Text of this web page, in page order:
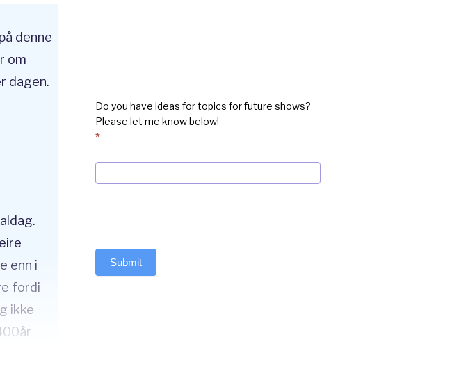
denne
om
dagen.
enn i
fordi
ikke
en
Do you have ideas for topics for future shows?
Please let me know below!
*
Submit